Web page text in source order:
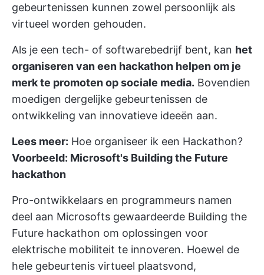
gebeurtenissen kunnen zowel persoonlijk als
virtueel worden gehouden.
Als je een tech- of softwarebedrijf bent, kan het
organiseren van een hackathon helpen om je
merk te promoten op sociale media. Bovendien
moedigen dergelijke gebeurtenissen de
ontwikkeling van innovatieve ideeën aan.
Lees meer: Hoe organiseer ik een Hackathon?
Voorbeeld: Microsoft's Building the Future
hackathon
Pro-ontwikkelaars en programmeurs namen
deel aan Microsofts gewaardeerde Building the
Future hackathon om oplossingen voor
elektrische mobiliteit te innoveren. Hoewel de
hele gebeurtenis virtueel plaatsvond,